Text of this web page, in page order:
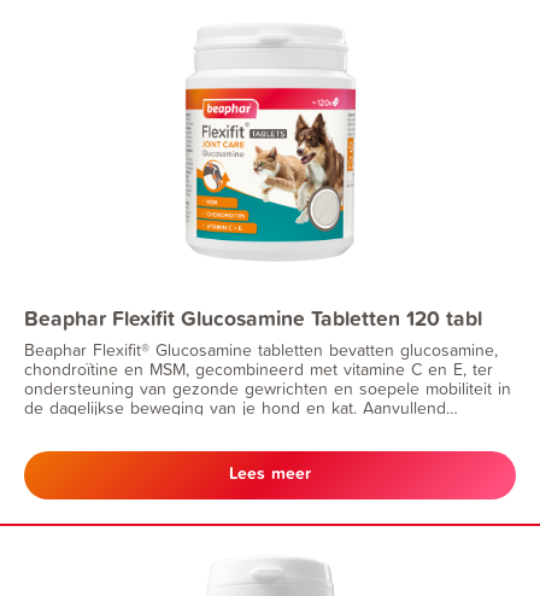
Beaphar Flexifit Glucosamine Tabletten 120 tabl
Beaphar Flexifit® Glucosamine tabletten bevatten glucosamine,
chondroïtine en MSM, gecombineerd met vitamine C en E, ter
ondersteuning van gezonde gewrichten en soepele mobiliteit in
de dagelijkse beweging van je hond en kat. Aanvullend
Lees meer